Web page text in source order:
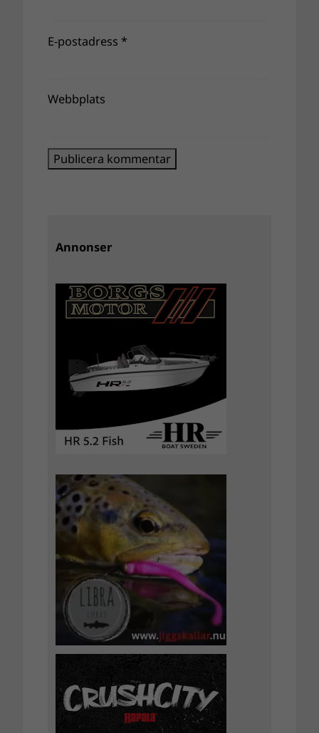
E-postadress *
Webbplats
Annonser